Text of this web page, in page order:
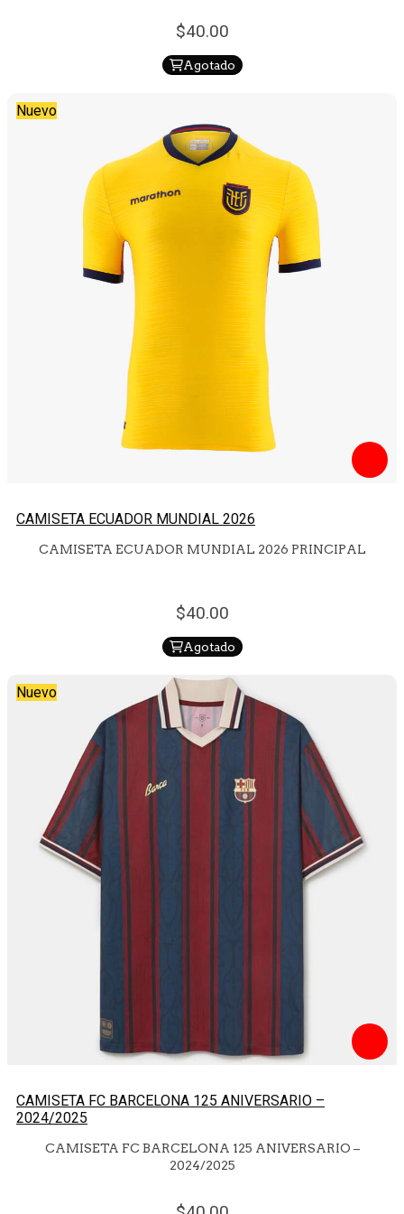
40.00
Agotado
Nuevo
CAMISETA ECUADOR MUNDIAL 2026
CAMISETA ECUADOR MUNDIAL 2026 PRINCIPAL
40.00
Agotado
Nuevo
CAMISETA FC BARCELONA 125 ANIVERSARIO –
2024/2025
CAMISETA FC BARCELONA 125 ANIVERSARIO –
2024/2025